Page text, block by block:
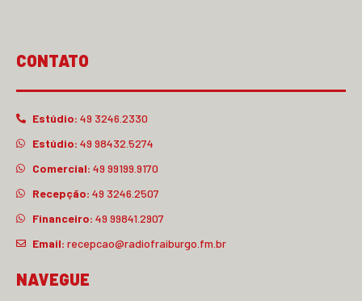
CONTATO
Estúdio: 49 3246.2330
Estúdio: 49 98432.5274
Comercial: 49 99199.9170
Recepção: 49 3246.2507
Financeiro: 49 99841.2907
Email: recepcao@radiofraiburgo.fm.br
NAVEGUE